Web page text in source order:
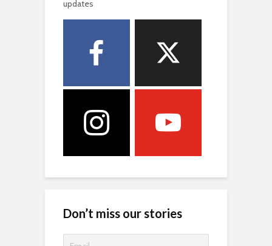
updates
Don’t miss our stories